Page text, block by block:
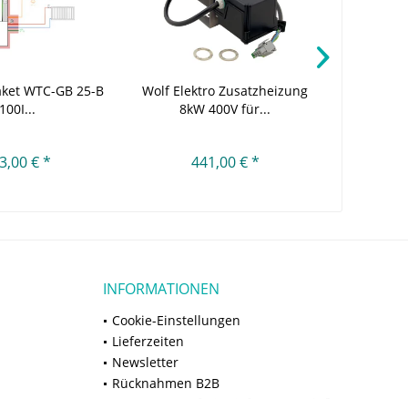
WTC-GB 25-B
€ *
Wolf Elektro Zusatzheizung
8kW 400V für...
441,00 € *
INFORMATIONEN
Cookie-Einstellungen
Lieferzeiten
Newsletter
Rücknahmen B2B